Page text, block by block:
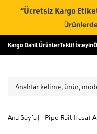
“Ücretsiz Kargo
Kargo Dahil ÜrünlerTeklif İsteyin
Ana Sayfa| Pipe Rail Hasat